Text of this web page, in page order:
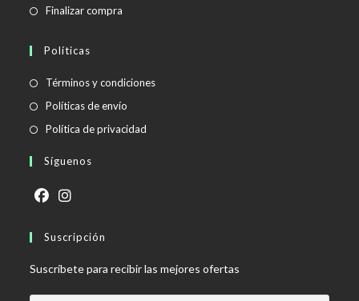
Finalizar compra
Políticas
Términos y condicionesSe
Políticas de envío
abre
Política de privacidad
Síguenos
abre
una
nueva
abre
una
nueva
Suscripción
Suscríbete para recibir las mejores ofertas